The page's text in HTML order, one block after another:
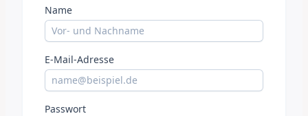
Name
E-Mail-Adresse
Passwort